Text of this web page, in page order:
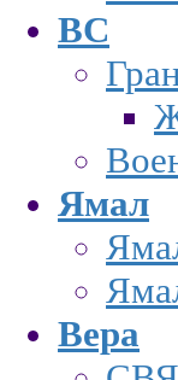
ВС
Ямал
Вера